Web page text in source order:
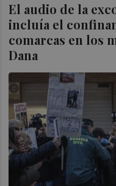
El audio de la
incluía el
comarcas en los
Dana